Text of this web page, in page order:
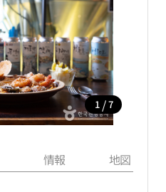
1 / 7
情報 地図